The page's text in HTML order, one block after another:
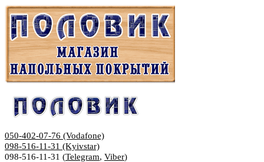
050-402-07-76 (Vodafone)
098-516-11-31 (Kyivstar)
098-516-11-31 (Telegram, Viber)